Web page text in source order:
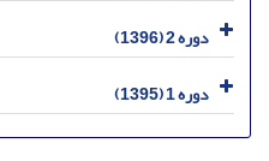
دوره 2 (1396)
دوره 1 (1395)